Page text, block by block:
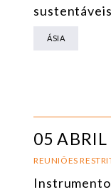
EVENTOS
sustentáveis
ÁSIA
05
REUNIÕES